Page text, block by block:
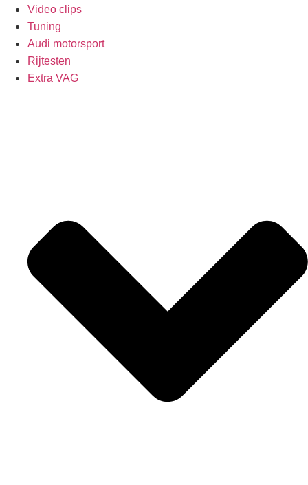
Video clips
Tuning
Audi motorsport
Rijtesten
Extra VAG